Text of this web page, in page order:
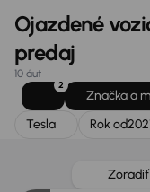
Ojazdené
predaj
10 áut
2
Značka a
Tesla
Rok od